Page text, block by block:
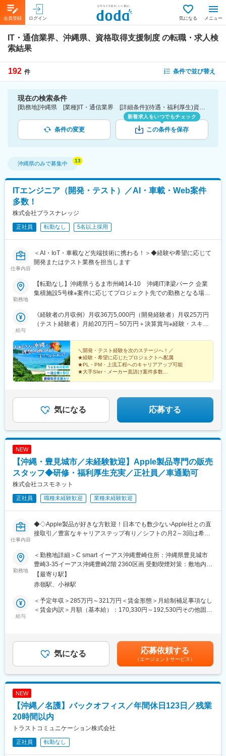
会員登録 ログイン 気になる メニュー
IT・通信業界、沖縄県、資格取得支援制度 の転職・求人検
索結果
192 件 条件で並び替え
現在の検索条件
[勤務地]沖縄県 [業種]IT・通信業界 [詳細条件](待遇・福利厚生)資格取得支援制度
条件の変更
新着求人をいつでもチェック
この条件を保存
沖縄県のみで募集中
ITエンジニア（開発・テスト）／AI・車載・Web案件
多数！
株式会社プラスナレッジ
正社員 転勤なし 5名以上採用
仕事内容
＜AI・IoT・車載など先端技術に携わる！＞◆経験や希望に応じて
開発またはテスト業務を担当します
勤務地
【転勤なし】沖縄県うるま市州崎14-10 沖縄IT津梁パーク 企業
集積施設5号棟※案件に応じてプロジェクト先での勤務となる場合
す。◎マイカー・バイク・自転車通勤OK（無料駐車場・駐輪場完
備）
給与
《経験者の月収例》月収36万5,000円（開発経験者）月収25万円
（テスト経験者）月給20万円～50万円＋決算賞与※経験・スキ
り★経験・スキルを正当に評価し、給与へ反映します。
＼開発・テスト経験を次のステージへ！／
★経験・希望に応じたプロジェクトへ配属
★PL・PM・上流工程へのキャリアアップ可能
★大手SIer・メーカー直請け案件多数
気になる 応募する
NEW
【沖縄・豊見城市／未経験歓迎】Apple製品専門の販売
スタッフ◆研修・福利厚生充実／正社員／車通勤可
株式会社コスモネット
正社員 職種未経験歓迎 業種未経験歓迎
仕事内容
◆◇Apple製品が好きな方歓迎！日本でも数少ないApple社との直
接取引／豊富なキャリアステップ有り／シフトの月2～3回は希望
環境／若手活躍・資格手当あり／20代多数活躍中◆◇
■業務内容：
Apple専門店「C smart」にて、来店されたお客様へApple製品の
販売や
お問い合わせの対応、コンサルティングを行います。
具体的には･･
・POP作成、問い合わせ対応
・販促企画 等店づくりにも全員で意見を出し合いながら取り組
434万円／25歳・店長・経験3年（月給32万円＋賞与2回）
324万円／22歳・店舗スタッフ・経験1年（月給23.2万円＋賞与2
回）
各通信キャリア認定資格取得に挑戦。取得後、なんと給与が最大
勤務地
＜勤務地詳細＞C smart イーアス沖縄豊崎住所：沖縄県豊見城市
豊崎3-35イーアス沖縄豊崎2階 2360区画 受動喫煙対策：敷地内喫
煙可能場所あり変更の範囲：会社の定める事業所
【最寄り駅】
赤嶺駅、小禄駅
給与
＜予定年収＞285万円～321万円＜賃金形態＞月給制補足事項なし
＜賃金内訳＞月額（基本給）：170,330円～192,530円その他固定
有＜残業手当＞有＜給与補足＞※固定手当てには住宅地域手当を含
む（地域・世帯主非世帯主によって異なる）※年収構成：月給（月
額給与＋住宅地域手当）×12か月分＋賞与（夏季・冬季）賃金は
あくまでも目安の金額であり、選考を通じて上下する可能性があ
ります。月給(月額)は固定手当を含めた表記です。
気になる 応募依頼する
（エージェントサービス）
NEW
【沖縄／名護】バックオフィス／年間休日123日／残業
20時間以内
トラストコミュニケーション株式会社
正社員 転勤なし